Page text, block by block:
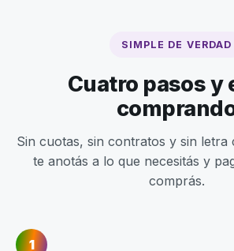
SIMPLE DE VERDAD
Cuatro pasos y
Sin cuotas, sin contratos y sin letra
te anotás a lo que necesitás y
comprás.